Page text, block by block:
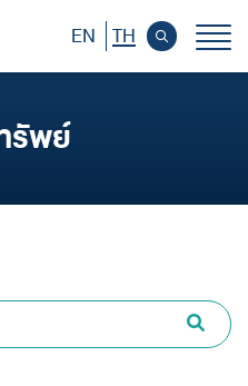
EN TH
รัพย์